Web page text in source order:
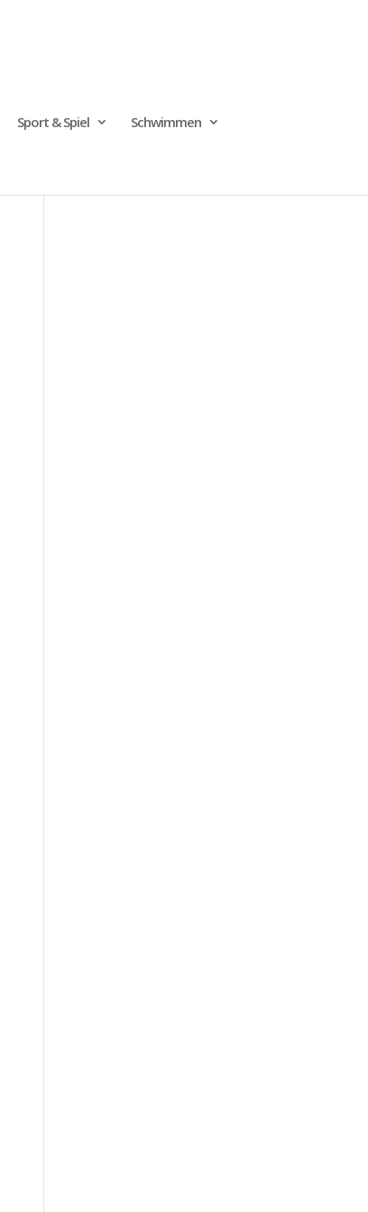
Sport & Spiel Schwimmen